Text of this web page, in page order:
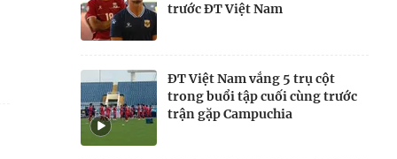
trước ĐT Việt Nam
ĐT Việt Nam vắng 5 trụ cột
trong buổi tập cuối cùng trước
trận gặp Campuchia